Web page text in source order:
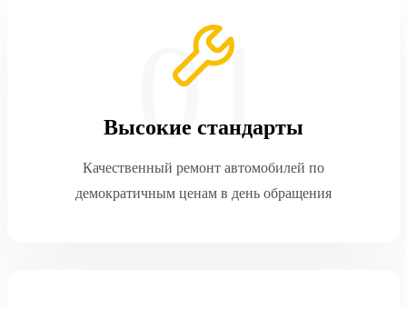
Высокие стандарты
Качественный ремонт автомобилей по
демократичным ценам в день обращения